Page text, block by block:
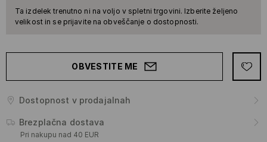
Ta izdelek trenutno ni na voljo v spletni trgovini. Izberite željeno
velikost in se prijavite na obveščanje o dostopnosti.
OBVESTITE ME
Dostopnost v prodajalnah
Brezplačna dostava
Pri nakupu nad 40 EUR